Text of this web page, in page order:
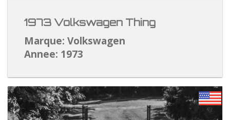
1973 Volkswagen Thing
Marque: Volkswagen
Annee: 1973